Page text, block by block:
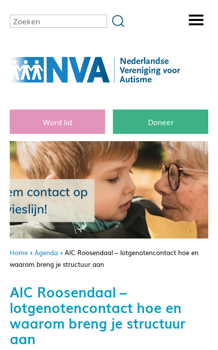
Word lid Doneer
Home Agenda
AIC Roosendaal – lotgenotencontact hoe en
waarom breng je structuur aan
AIC Roosendaal –
lotgenotencontact hoe en
waarom breng je structuur
aan